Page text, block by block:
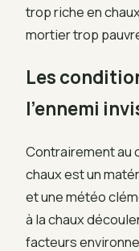
trop riche en
mortier trop
Les
l’ennemi
Contrairement au
chaux est un
et une météo
à la chaux
facteurs